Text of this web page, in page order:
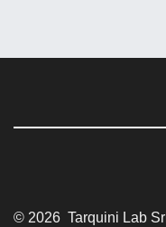
© 2026 Tarquini Lab Srl